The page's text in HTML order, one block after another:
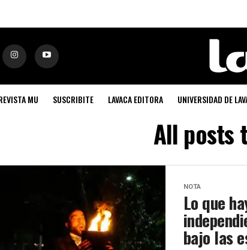
MU SUSCRIBITE LAVACA EDITORA UNIVERSIDAD DE
All posts
NOTA
Lo que
bajo las